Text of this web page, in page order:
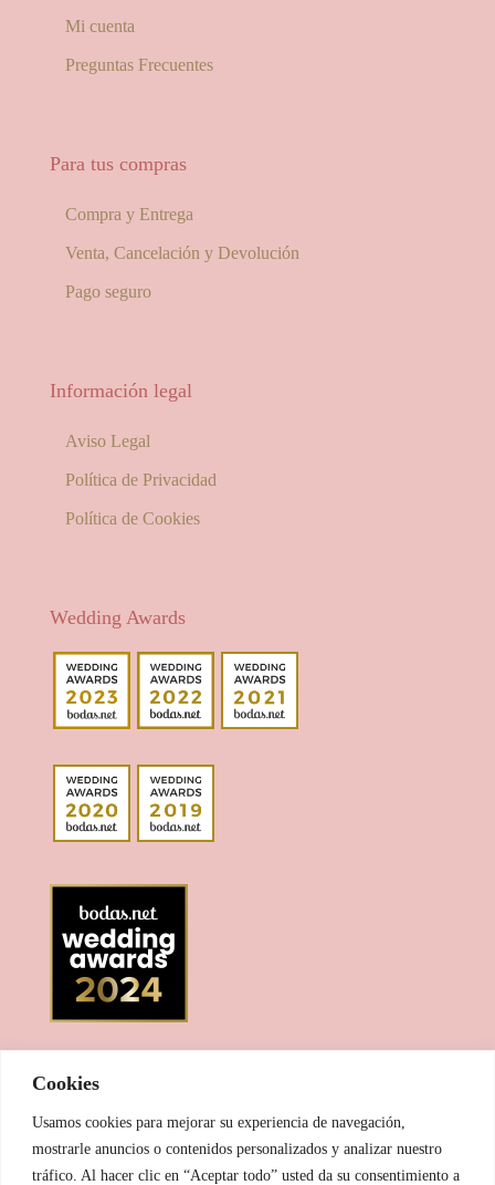
Cookies
Usamos cookies para mejorar su experiencia de navegación,
mostrarle anuncios o contenidos personalizados y analizar nuestro
tráfico. Al hacer clic en “Aceptar todo” usted da su consentimiento a
Mi cuenta
Preguntas Frecuentes
Para tus compras
Compra y Entrega
Venta, Cancelación y Devolución
Pago seguro
Información legal
Aviso Legal
Política de Privacidad
Política de Cookies
Wedding Awards